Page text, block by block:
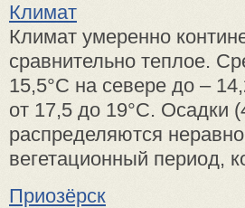
Климат
Климат умеренно
сравнительно теплое.
15,5°C на севере до –
от 17,5 до 19°C. Осадки
распределяются
вегетационный период,
Приозёрск